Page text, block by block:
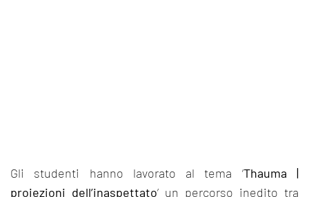
Gli studenti hanno lavorato al tema ‘Thauma |
proiezioni dell’inaspettato’ un percorso inedito tra